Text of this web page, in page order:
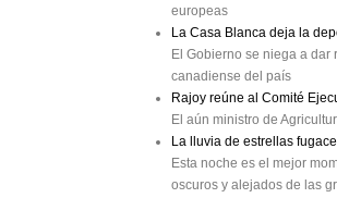
europeas
La Casa Blanca deja la
El Gobierno se niega a
canadiense del país
Rajoy reúne al Comité
El aún ministro de
La lluvia de estrellas
Esta noche es el mejor
oscuros y alejados de las